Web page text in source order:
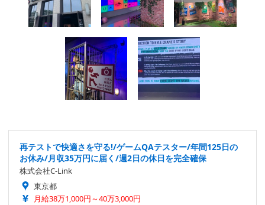
再テストで快適さを守る!/ゲームQAテスター/年間125日の
お休み/月収35万円に届く/週2日の休日を完全確保
株式会社C-Link
東京都
月給38万1,000円～40万3,000円